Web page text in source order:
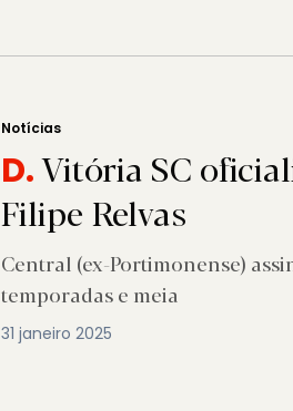
Notícias
D.Vitória SC
Filipe Relvas
Central (ex-Portimonense)
temporadas e meia
31 janeiro 2025